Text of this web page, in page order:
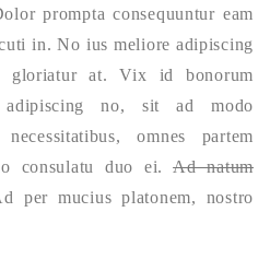
prompta consequuntur eam
in. No ius meliore adipiscing
gloriatur at. Vix id bonorum
no, sit ad modo
omnes partem
consulatu duo ei.Ad natum
per mucius platonem, nostro